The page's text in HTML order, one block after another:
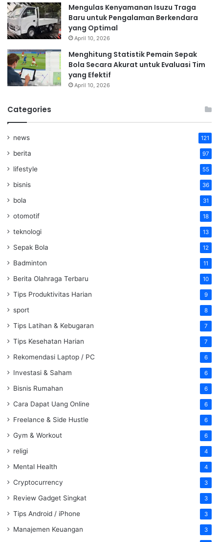
Mengulas Kenyamanan Isuzu Traga
Baru untuk Pengalaman Berkendara
yang Optimal
April 10, 2026
Menghitung Statistik Pemain Sepak
Bola Secara Akurat untuk Evaluasi Tim
yang Efektif
April 10, 2026
Categories
news 121
berita 97
lifestyle 55
bisnis 36
bola 31
otomotif 18
teknologi 13
Sepak Bola 12
Badminton 11
Berita Olahraga Terbaru 10
Tips Produktivitas Harian 9
sport 8
Tips Latihan & Kebugaran 7
Tips Kesehatan Harian 7
Rekomendasi Laptop / PC 6
Investasi & Saham 6
Bisnis Rumahan 6
Cara Dapat Uang Online 6
Freelance & Side Hustle 6
Gym & Workout 6
religi 4
Mental Health 4
Cryptocurrency 3
Review Gadget Singkat 3
Tips Android / iPhone 3
Manajemen Keuangan 3